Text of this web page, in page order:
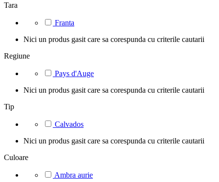
Tara
Franta
Nici un produs gasit care sa corespunda cu criterile cautarii
Regiune
Pays d'Auge
Nici un produs gasit care sa corespunda cu criterile cautarii
Tip
Calvados
Nici un produs gasit care sa corespunda cu criterile cautarii
Culoare
Ambra aurie